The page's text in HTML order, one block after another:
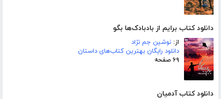
دانلود کتاب برایم از بادبادک‌ها بگو
از: نوشین جم نژاد
دانلود رایگان بهترین کتاب‌های داستان
۶۹ صفحه
دانلود کتاب آدمیان